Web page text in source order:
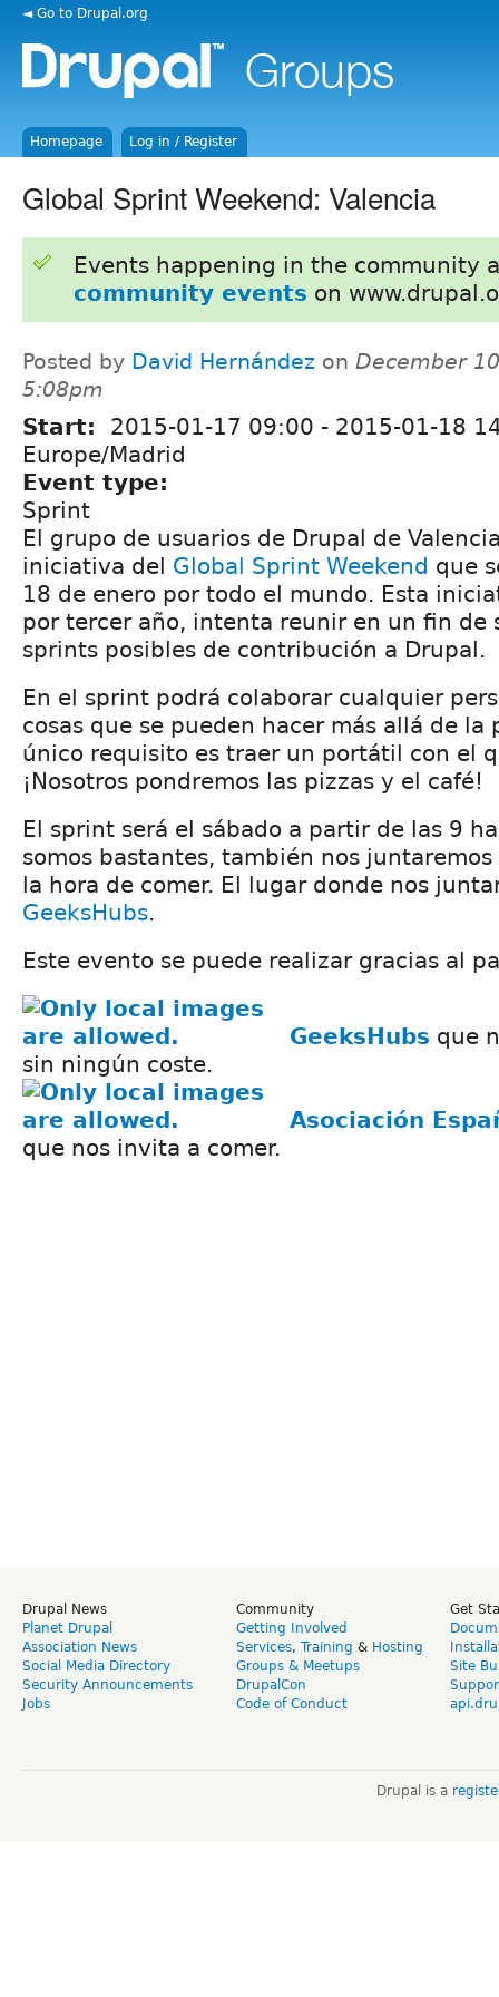
◄ Go to Drupal.org
Homepage Log in / Register
Global Sprint Weekend: Valencia
Events happening in the community
community events on
Posted by David Hernández on December
5:08pm
Start: 2015-01-17 09:00 - 2015-01-18
Europe/Madrid
Event type:
Sprint
El grupo de usuarios de Drupal de
iniciativa del Global Sprint Weekend que
18 de enero por todo el mundo. Esta
por tercer año, intenta reunir en un fin de
sprints posibles de contribución a Drupal.
En el sprint podrá colaborar cualquier
cosas que se pueden hacer más allá de la
único requisito es traer un portátil con el
¡Nosotros pondremos las pizzas y el café!
El sprint será el sábado a partir de las 9
somos bastantes, también nos
la hora de comer. El lugar donde nos
GeeksHubs.
Este evento se puede realizar gracias al
GeeksHubs que
sin ningún coste.
Asociación
que nos invita a comer.
Drupal News
Planet Drupal
Association News
Social Media Directory
Security Announcements
Jobs
Community
Getting Involved
Services, Training & Hosting
Groups & Meetups
DrupalCon
Code of Conduct
Get
Site
Drupal is a